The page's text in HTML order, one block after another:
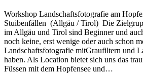
Workshop Landschaftsfotografie am
Stuibenfällen (Allgäu / Tirol) Die
im Allgäu und Tirol sind Beginner und
noch keine, erst wenige oder auch schon
Landschaftsfotografie mitGraufiltern und
haben. Als Location bietet sich uns das
Füssen mit dem Hopfensee und…